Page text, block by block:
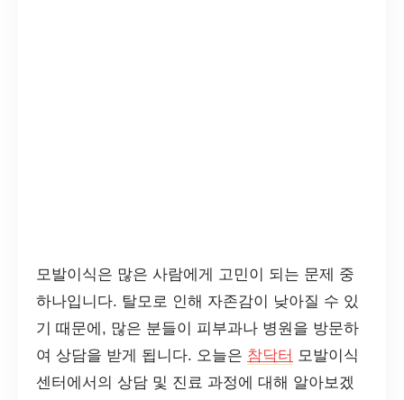
모발이식은 많은 사람에게 고민이 되는 문제 중
하나입니다. 탈모로 인해 자존감이 낮아질 수 있
기 때문에, 많은 분들이 피부과나 병원을 방문하
여 상담을 받게 됩니다. 오늘은 참닥터 모발이식
센터에서의 상담 및 진료 과정에 대해 알아보겠